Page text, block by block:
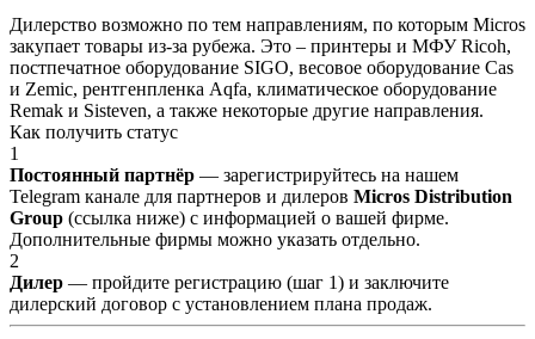
Дилерство возможно по тем направлениям, по которым Micros
закупает товары из-за рубежа. Это – принтеры и МФУ Ricoh,
постпечатное оборудование SIGO, весовое оборудование Cas
и Zemic, рентгенпленка Aqfa, климатическое оборудование
Remak и Sisteven, а также некоторые другие направления.
Как получить статус
1
Постоянный партнёр — зарегистрируйтесь на нашем
Telegram канале для партнеров и дилеров Micros Distribution
Group (ссылка ниже) с информацией о вашей фирме.
Дополнительные фирмы можно указать отдельно.
2
Дилер — пройдите регистрацию (шаг 1) и заключите
дилерский договор с установлением плана продаж.